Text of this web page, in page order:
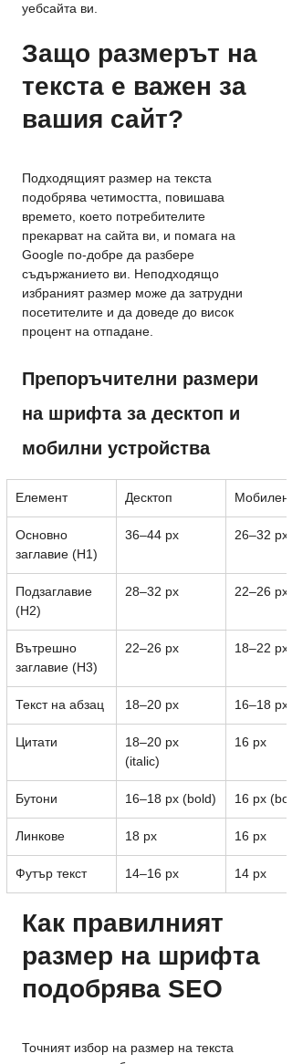
уебсайта ви.
Защо размерът на
текста е важен за
вашия сайт?
Подходящият размер на текста
подобрява четимостта, повишава
времето, което потребителите
прекарват на сайта ви, и помага на
Google по-добре да разбере
съдържанието ви. Неподходящо
избраният размер може да затрудни
посетителите и да доведе до висок
процент на отпадане.
Препоръчителни размери
на шрифта за десктоп и
мобилни устройства
Елемент Десктоп Мобилен
Основно
заглавие (H1)
36–44 px 26–32 px
Подзаглавие
(H2)
28–32 px 22–26 px
Вътрешно
заглавие (H3)
22–26 px 18–22 px
Текст на абзац 18–20 px 16–18 px
Цитати
18–20 px
(italic)
16 px
Бутони 16–18 px (bold) 16 px
Линкове 18 px 16 px
Футър текст 14–16 px 14 px
Как правилният
размер на шрифта
подобрява SEO
Точният избор на размер на текста